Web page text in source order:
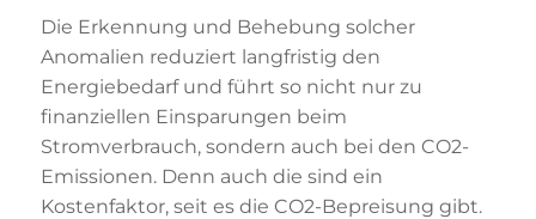
Die Erkennung und Behebung solcher
Anomalien reduziert langfristig den
Energiebedarf und führt so nicht nur zu
finanziellen Einsparungen beim
Stromverbrauch, sondern auch bei den CO2-
Emissionen. Denn auch die sind ein
Kostenfaktor, seit es die CO2-Bepreisung gibt.